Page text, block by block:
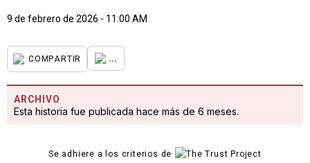
9 de febrero de 2026 - 11:00 AM
COMPARTIR ...
ARCHIVO
Esta historia fue publicada hace más de 6 meses.
Se adhiere a los criterios de